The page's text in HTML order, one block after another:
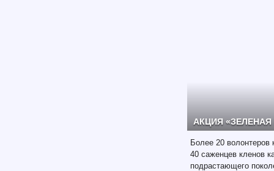
АКЦИЯ
Более 20
40 саженцев кленов
подрастающего